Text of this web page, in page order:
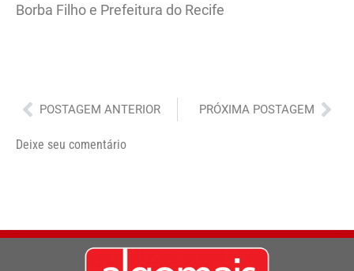
Borba Filho e Prefeitura do Recife
Anterior
POSTAGEM ANTERIOR PRÓXIMA POSTAGEM
Deixe seu comentário